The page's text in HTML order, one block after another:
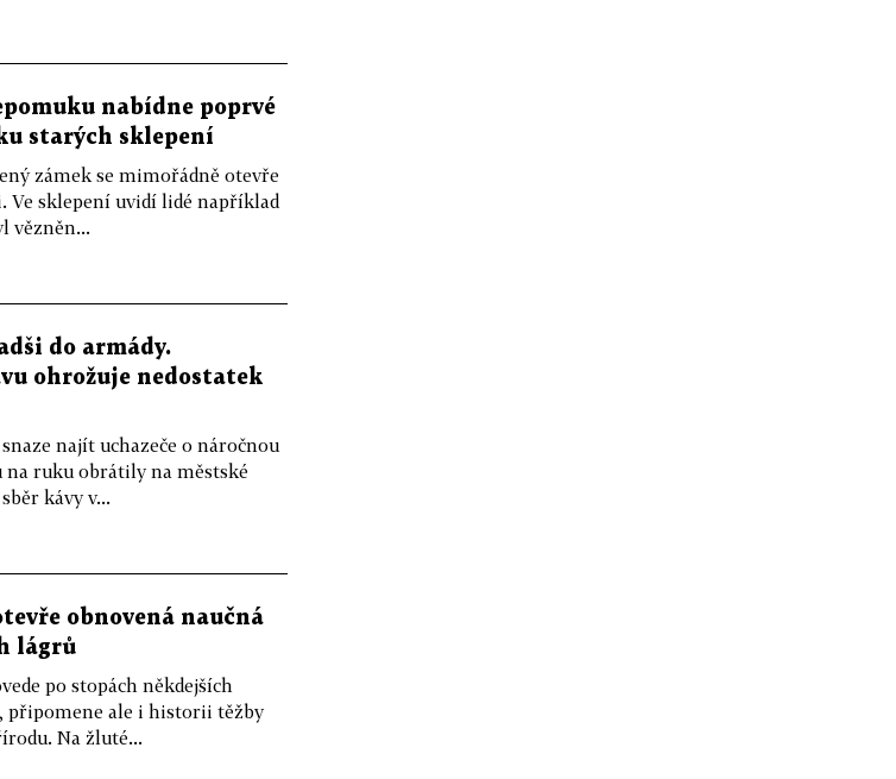
nabídne poprvé
starých sklepení
zámek se mimořádně otevře
Ve sklepení uvidí lidé například
vězněn...
do armády.
ohrožuje nedostatek
najít uchazeče o náročnou
na ruku obrátily na městské
kávy v...
obnovená naučná
lágrů
po stopách někdejších
připomene ale i historii těžby
Na žluté...